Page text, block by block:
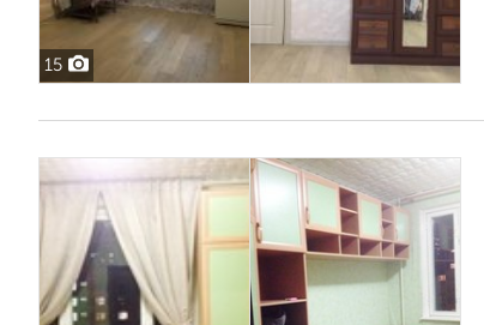
15